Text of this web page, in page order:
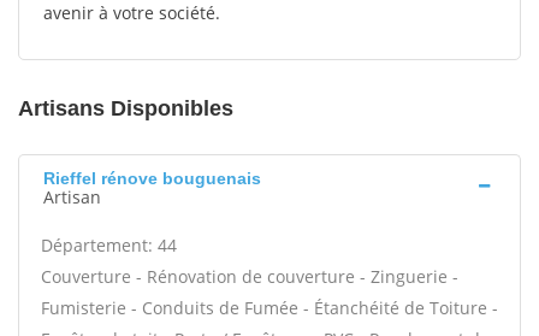
avenir à votre société.
Artisans Disponibles
Rieffel rénove bouguenais
Artisan
Département: 44
Couverture - Rénovation de couverture - Zinguerie -
Fumisterie - Conduits de Fumée - Étanchéité de Toiture -